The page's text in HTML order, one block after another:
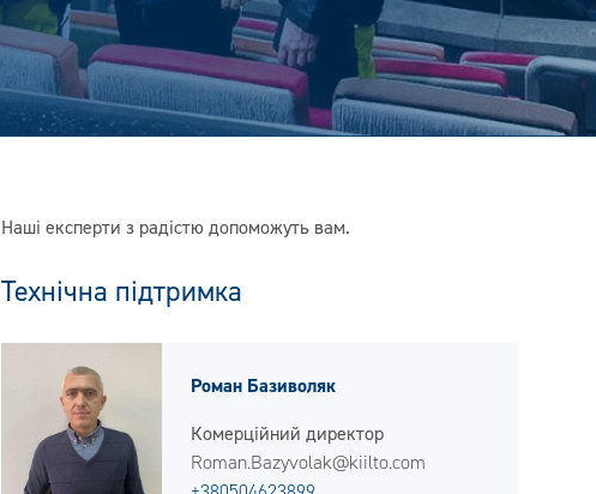
Наші експерти з радістю допоможуть вам.
Технічна підтримка
Роман Базиволяк
Комерційний директор
Roman.Bazyvolak@kiilto.com